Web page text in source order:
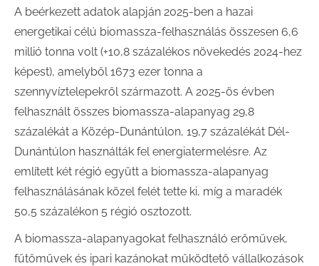
A beérkezett adatok alapján 2025-ben a hazai
energetikai célú biomassza-felhasználás összesen 6,6
millió tonna volt (+10,8 százalékos növekedés 2024-hez
képest), amelyből 1673 ezer tonna a
szennyvíztelepekről származott. A 2025-ös évben
felhasznált összes biomassza-alapanyag 29,8
százalékát a Közép-Dunántúlon, 19,7 százalékát Dél-
Dunántúlon használták fel energiatermelésre. Az
említett két régió együtt a biomassza-alapanyag
felhasználásának közel felét tette ki, míg a maradék
50,5 százalékon 5 régió osztozott.
A biomassza-alapanyagokat felhasználó erőművek,
fűtőművek és ipari kazánokat működtető vállalkozások